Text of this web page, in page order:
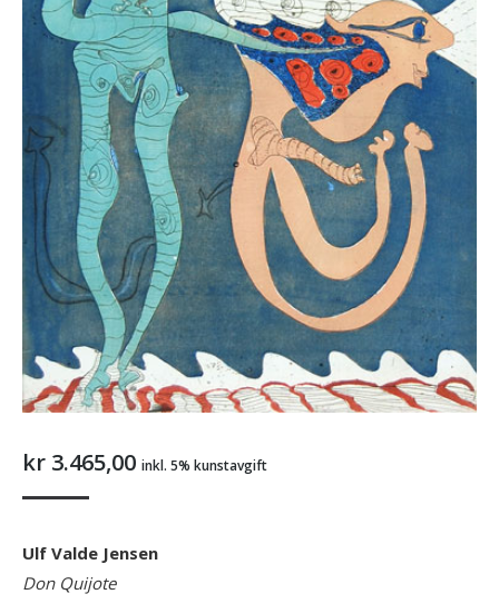
kr 3.465,00 inkl. 5% kunstavgift
Ulf Valde Jensen
Don Quijote